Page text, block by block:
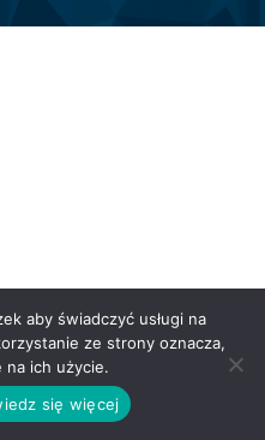
aby świadczyć usługi na
ze strony oznacza,
na ich użycie.
się więcej